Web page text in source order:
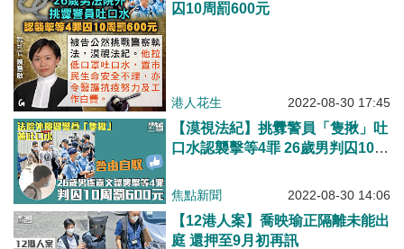
囚10周罰600元
港人花生 2022-08-30 17:45
【漠視法紀】挑釁警員「隻揪」吐
口水認襲擊等4罪 26歲男判囚10周
焦點新聞 2022-08-30 14:06
【12港人案】喬映瑜正隔離未能出
庭 還押至9月初再訊